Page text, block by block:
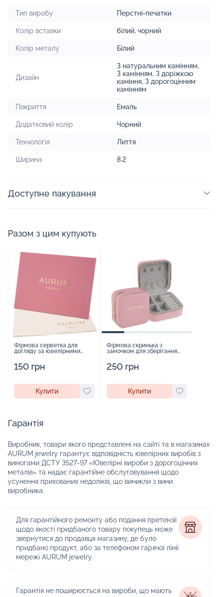
Тип виробу Перстні-печатки
Колір вставки білий, чорний
Колір металу Білий
Дизайн
З натуральним камінням,
З камінням, З доріжкою
каміння, З дорогоцінним
камінням
Покриття Емаль
Додатковий колір Чорний
Технологія Лиття
Ширина 8.2
Доступне пакування
Разом з цим купують
Фірмова серветка для
догляду за ювелірними
150 грн
Купити
Фірмова скринька з
замочком для зберігання
250 грн
Купити
Гарантія
Виробник, товари якого представлені на сайті та в магазинах
AURUM jewelry гарантує відповідність ювелірних виробів з
вимогами ДСТУ 3527-97 «Ювелірні вироби з дорогоцінних
металів» та надає гарантійне обслуговування щодо
усунення прихованих недоліків, що виникли з вини
виробника.
Для гарантійного ремонту або подання претензії
щодо якості придбаного товару покупець може
звернутися до продавця магазину, де було
придбано продукт, або за телефоном гарячої лінії
мережі AURUM jewelry.
Гарантія не поширюється на вироби, що мають